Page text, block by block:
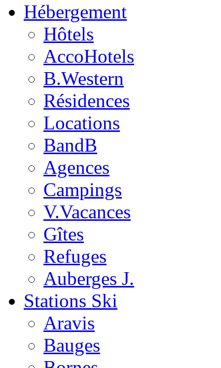
Hébergement
Hôtels
AccoHotels
B.Western
Résidences
Locations
BandB
Agences
Campings
V.Vacances
Gîtes
Refuges
Auberges J.
Stations Ski
Aravis
Bauges